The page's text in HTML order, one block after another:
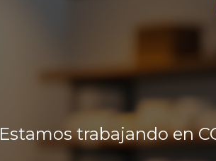
Estamos trabajando en